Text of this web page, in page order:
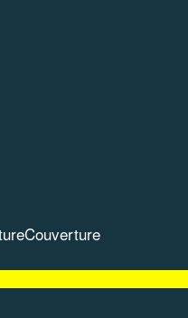
Couverture